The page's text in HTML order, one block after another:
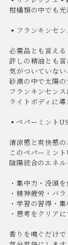
柑橘類の中でも
▪︎フランキンセ
必需品とも言え
許しの精油とも
気がついていな
砂漠の中で太陽
フランキンセンス
ライトボディに
▪︎ペパーミント
清涼感と爽快感の
このペパーミン
陰陽統合のエネ
・集中力・没頭
・精神疲労・バ
・学習の習得・
・思考をクリアに
香りを嗅ぐだけ